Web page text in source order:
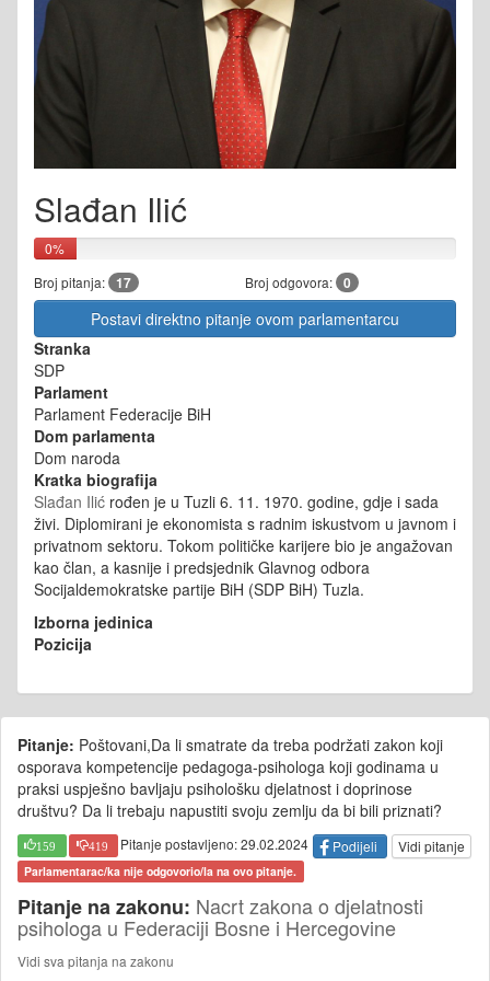
Slađan Ilić
0%
Broj pitanja: 17 Broj odgovora: 0
Postavi direktno pitanje ovom parlamentarcu
Stranka
SDP
Parlament
Parlament Federacije BiH
Dom parlamenta
Dom naroda
Kratka biografija
Slađan Ilić rođen je u Tuzli 6. 11. 1970. godine, gdje i sada
živi. Diplomirani je ekonomista s radnim iskustvom u javnom i
privatnom sektoru. Tokom političke karijere bio je angažovan
kao član, a kasnije i predsjednik Glavnog odbora
Socijaldemokratske partije BiH (SDP BiH) Tuzla.
Izborna jedinica
Pozicija
Pitanje: Poštovani,Da li smatrate da treba podržati zakon koji
osporava kompetencije pedagoga-psihologa koji godinama u
praksi uspješno bavljaju psihološku djelatnost i doprinose
društvu? Da li trebaju napustiti svoju zemlju da bi bili priznati?
159 419 Pitanje postavljeno: 29.02.2024 Podijeli Vidi pitanje
Parlamentarac/ka nije odgovorio/la na ovo pitanje.
Pitanje na zakonu: Nacrt zakona o djelatnosti
psihologa u Federaciji Bosne i Hercegovine
Vidi sva pitanja na zakonu